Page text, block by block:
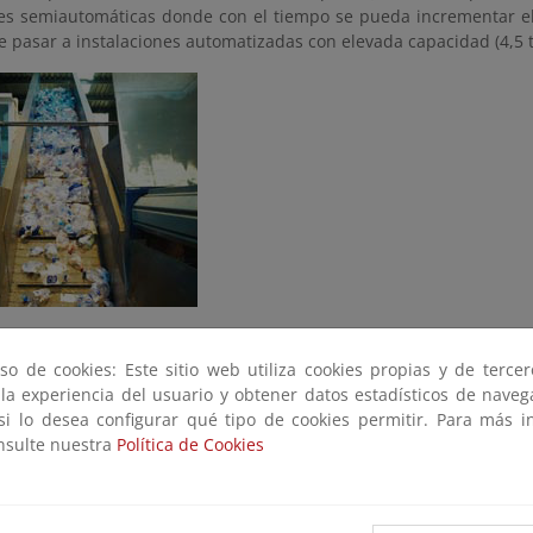
semiautomáticas donde con el tiempo se pueda incrementar
pasar a instalaciones automatizadas con elevada capacidad (4,5
de residuos
de residuos y sistema de apertura de bolsas
de cookies: Este sitio web utiliza cookies propias y de
experiencia del usuario y obtener datos estadísticos de
lo desea configurar qué tipo de cookies permitir. Para más
nuestra Política de Cookies